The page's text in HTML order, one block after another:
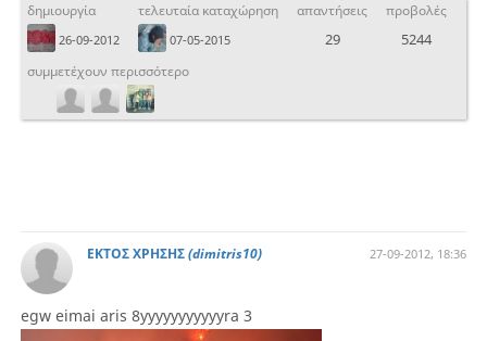
δημιουργία
26-09-2012
τελευταία καταχώρηση
07-05-2015
απαντήσεις
29
προβολές
5244
συμμετέχουν περισσότερο
ΕΚΤΟΣ ΧΡΗΣΗΣ(dimitris10) 27-09-2012, 18:36
egw eimai aris 8yyyyyyyyyyyra 3